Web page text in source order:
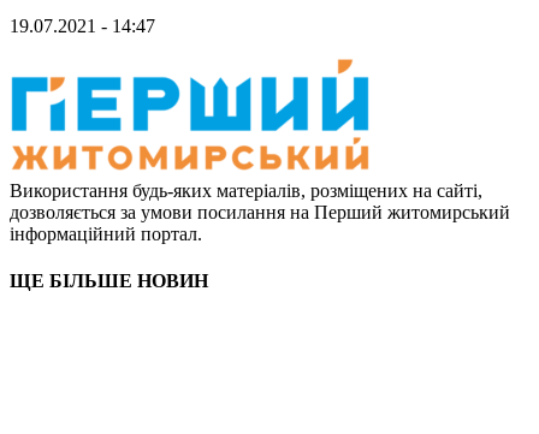
19.07.2021 - 14:47
Використання будь-яких матеріалів, розміщених на сайті,
дозволяється за умови посилання на Перший житомирський
інформаційний портал.
ЩЕ БІЛЬШЕ НОВИН